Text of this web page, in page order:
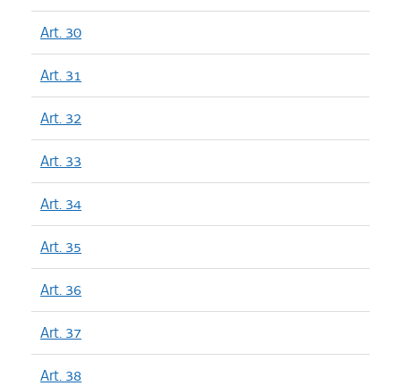
Art. 30
Art. 31
Art. 32
Art. 33
Art. 34
Art. 35
Art. 36
Art. 37
Art. 38